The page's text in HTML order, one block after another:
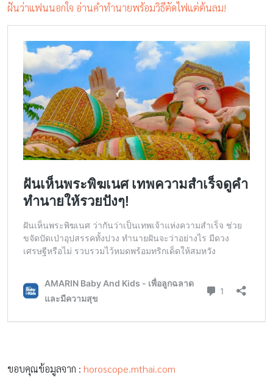
ฝันว่าแฟนนอกใจ อ่านคำทำนายพร้อมวิธีตัดไฟแต่ต้นลม!
ขอบคุณข้อมูลจาก : horoscope.mthai.com